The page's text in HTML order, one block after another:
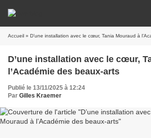
Accueil » ​​​​​​​D’une installation avec le cœur, Tania Mouraud à
​​​​​​​D’une installation avec le cœur,
l’Académie des beaux-arts
Publié le 13/11/2025 à 12:24
Par Gilles Kraemer